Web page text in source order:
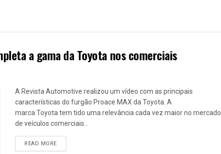
a gama da Toyota nos comerciais
A Revista Automotive realizou um vídeo com as principais
características do furgão Proace MAX da Toyota. A
marca Toyota tem tido uma relevância cada vez maior no mercado
de veículos comerciais...
READ MOREDETAILS